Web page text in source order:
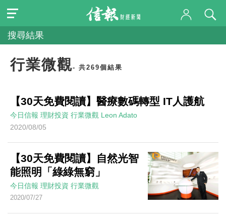
搜尋結果
行業微觀- 共269個結果
【30天免費閱讀】醫療數碼轉型 IT人護航
今日信報 理財投資 行業微觀 Leon Adato
2020/08/05
【30天免費閱讀】自然光智
能照明「綠綠無窮」
今日信報 理財投資 行業微觀
2020/07/27